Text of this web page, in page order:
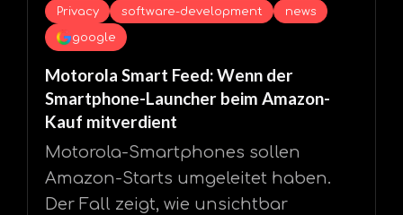
Privacy
software-development
news
google
Motorola Smart Feed: Wenn der
Smartphone-Launcher beim Amazon-
Kauf mitverdient
Motorola-Smartphones sollen
Amazon-Starts umgeleitet haben.
Der Fall zeigt, wie unsichtbar